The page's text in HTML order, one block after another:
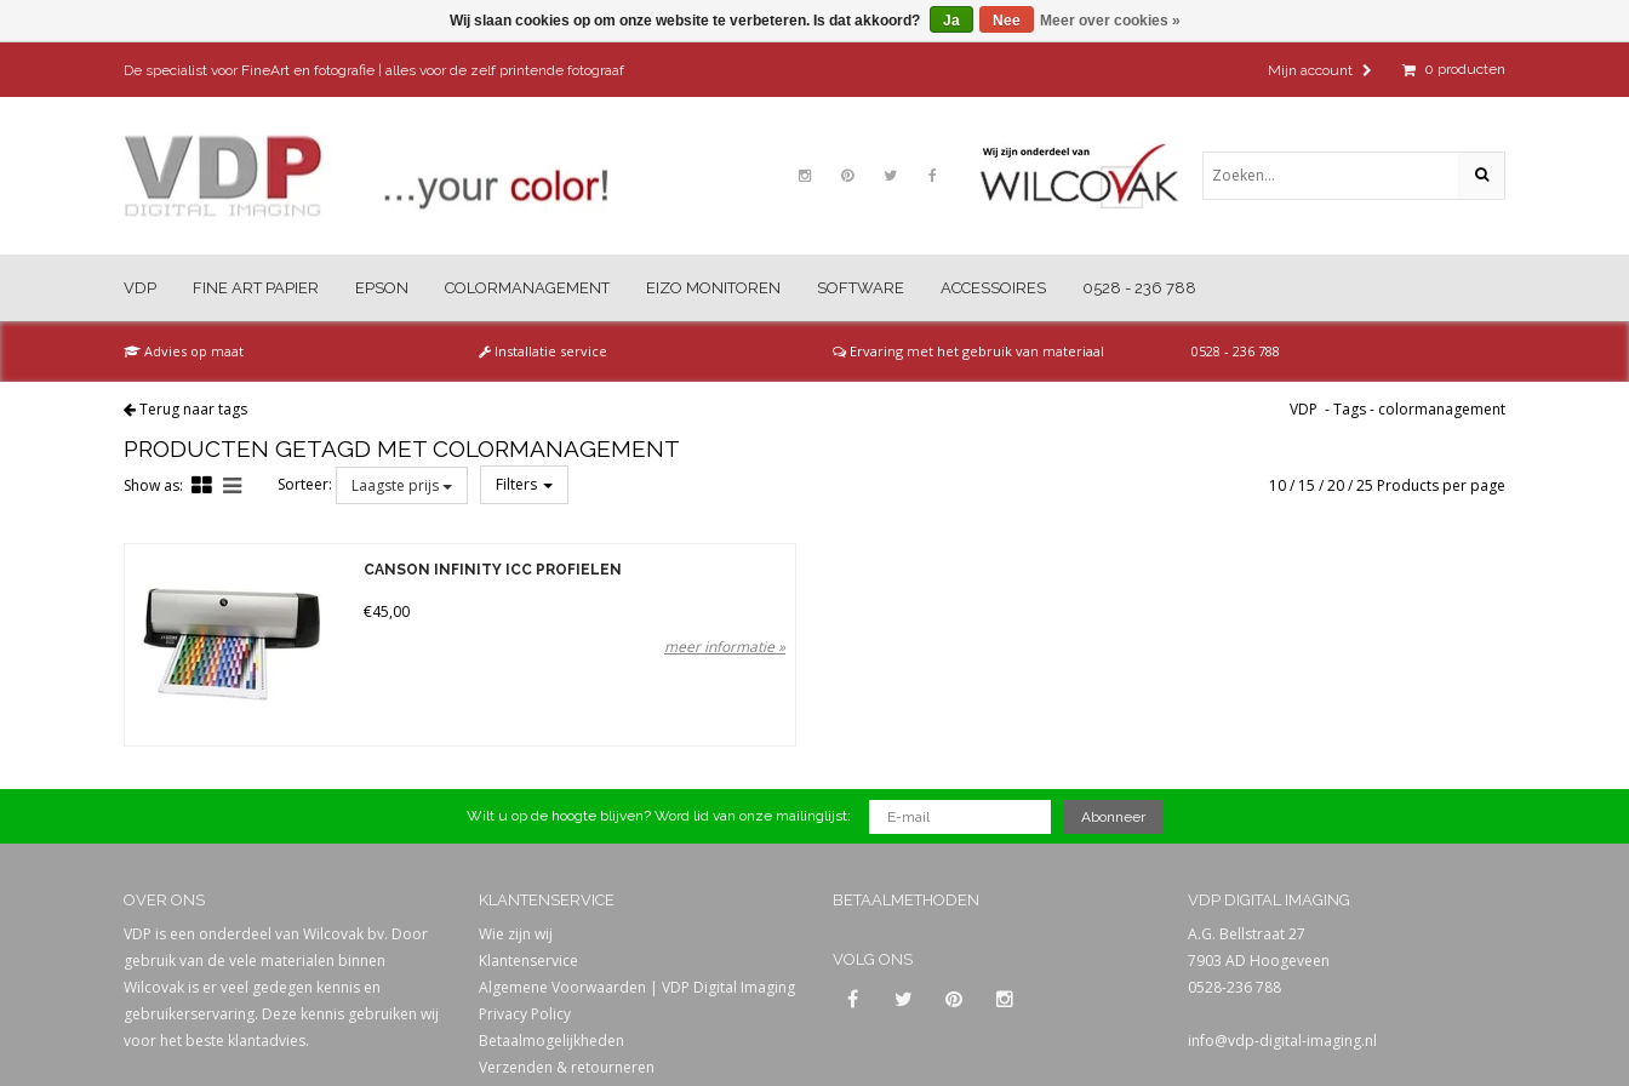
De specialist voor FineArt en fotografie | alles voor de zelf printende fotograaf 0 producten
Mijn account
VDP FINE ART PAPIER EPSON COLORMANAGEMENT EIZO MONITOREN SOFTWARE ACCESSOIRES 0528 - 236 788
Advies op maat Installatie service Ervaring met het gebruik van materiaal 0528 - 236 788
Terug naar tags VDP -Tags- colormanagement
PRODUCTEN GETAGD MET COLORMANAGEMENT
10/15 /20/25 Products per page
Show as: Sorteer: Laagste prijs Filters
Prijs
CANSON INFINITY ICC PROFIELEN
€45,00
meer informatie »
Wilt u op de hoogte blijven? Word lid van onze mailinglijst:
OVER ONS
VDP is een onderdeel van Wilcovak bv. Door
gebruik van de vele materialen binnen
Wilcovak is er veel gedegen kennis en
gebruikerservaring. Deze kennis gebruiken wij
voor het beste klantadvies.
KLANTENSERVICE
Wie zijn wij
Klantenservice
Algemene Voorwaarden | VDP Digital Imaging
Privacy Policy
Betaalmogelijkheden
Verzenden & retourneren
BETAALMETHODEN
VOLG ONS
VDP DIGITAL IMAGING
A.G. Bellstraat 27
7903 AD Hoogeveen
0528-236 788
info@vdp-digital-imaging.nl
Wij slaan cookies op om onze website te verbeteren. Is dat akkoord? Ja Nee Meer over cookies »